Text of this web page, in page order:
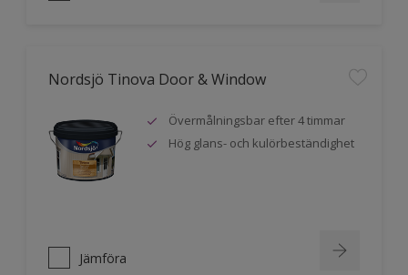
Nordsjö Tinova Door & Window
Övermålningsbar efter 4 timmar
Hög glans- och kulörbeständighet
Jämföra